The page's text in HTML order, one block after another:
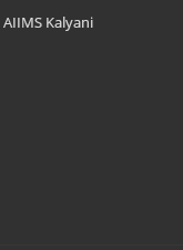
AIIMS Kalyani